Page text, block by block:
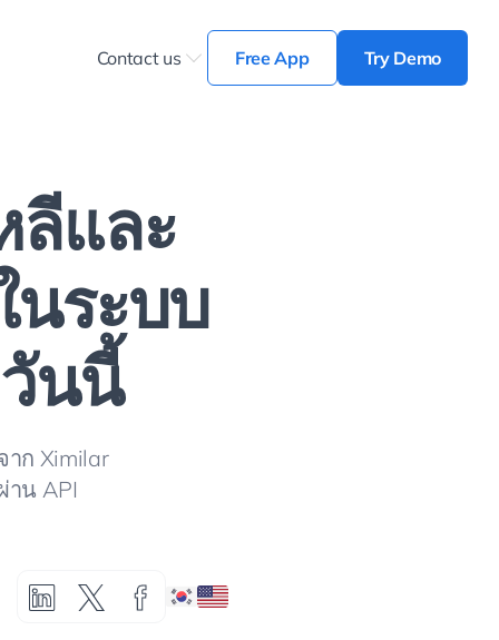
Contact us Free App Try Demo
ลีและ
นระบบ
นนี้
าก Ximilar
น API